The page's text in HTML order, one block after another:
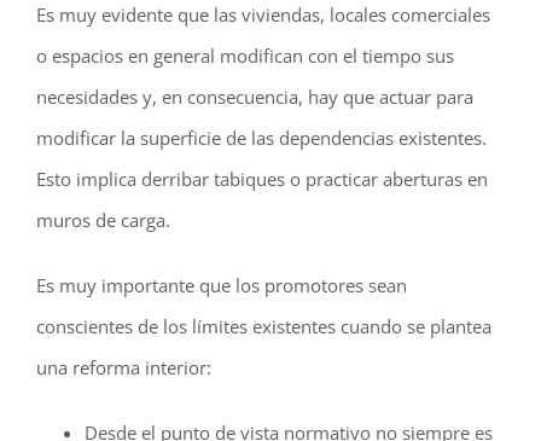
Es muy evidente que las viviendas, locales comerciales
o espacios en general modifican con el tiempo sus
necesidades y, en consecuencia, hay que actuar para
modificar la superficie de las dependencias existentes.
Esto implica derribar tabiques o practicar aberturas en
muros de carga.
Es muy importante que los promotores sean
conscientes de los límites existentes cuando se plantea
una reforma interior:
Desde el punto de vista normativo no siempre es